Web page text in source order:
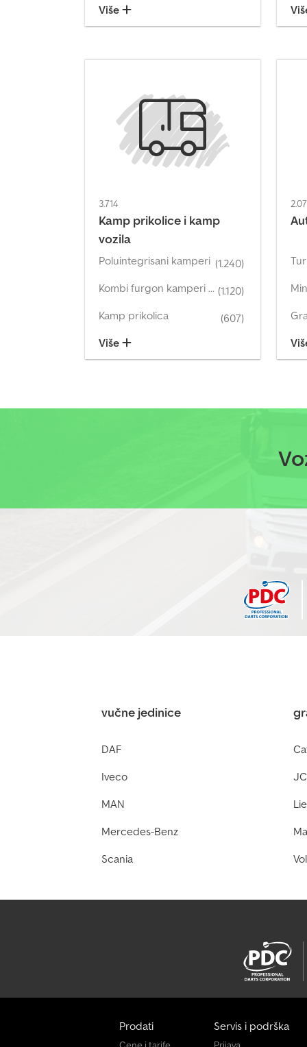
Više
3.714
Kamp prikolice i kamp
vozila
Poluintegrisani kamperi (1.240)
Kombi furgon kamperi i kamp vozila (1.120)
Kamp prikolica
(607)
Više
vučne jedinice
DAF
Iveco
MAN
Mercedes-Benz
Scania
Prodati Servis i podrška